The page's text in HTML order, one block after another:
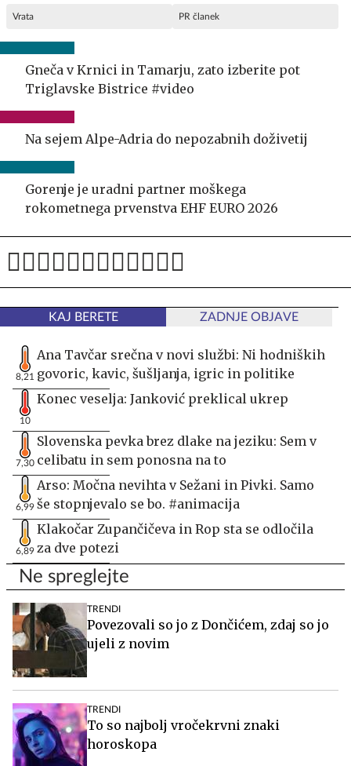
Vrata PR članek
Gneča v Krnici in Tamarju, zato izberite pot
Triglavske Bistrice #video
Na sejem Alpe-Adria do nepozabnih doživetij
Gorenje je uradni partner moškega
rokometnega prvenstva EHF EURO 2026
KAJ BERETE ZADNJE OBJAVE
8,21
Ana Tavčar srečna v novi službi: Ni hodniških
govoric, kavic, šušljanja, igric in politike
10
Konec veselja: Janković preklical ukrep
7,30
Slovenska pevka brez dlake na jeziku: Sem v
celibatu in sem ponosna na to
6,99
Arso: Močna nevihta v Sežani in Pivki. Samo
še stopnjevalo se bo. #animacija
6,89
Klakočar Zupančičeva in Rop sta se odločila
za dve potezi
Ne spreglejte
TRENDI
Povezovali so jo z Dončićem, zdaj so jo
ujeli z novim
TRENDI
To so najbolj vročekrvni znaki
horoskopa